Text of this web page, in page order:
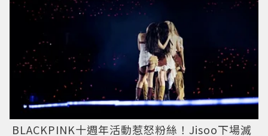
BLACKPINK十週年活動惹怒粉絲！Jisoo下場滅